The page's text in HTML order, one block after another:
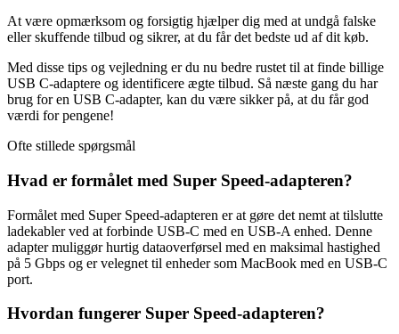
At være opmærksom og forsigtig hjælper dig med at undgå falske
eller skuffende tilbud og sikrer, at du får det bedste ud af dit køb.
Med disse tips og vejledning er du nu bedre rustet til at finde billige
USB C-adaptere og identificere ægte tilbud. Så næste gang du har
brug for en USB C-adapter, kan du være sikker på, at du får god
værdi for pengene!
Ofte stillede spørgsmål
Hvad er formålet med Super Speed-adapteren?
Formålet med Super Speed-adapteren er at gøre det nemt at tilslutte
ladekabler ved at forbinde USB-C med en USB-A enhed. Denne
adapter muliggør hurtig dataoverførsel med en maksimal hastighed
på 5 Gbps og er velegnet til enheder som MacBook med en USB-C
port.
Hvordan fungerer Super Speed-adapteren?